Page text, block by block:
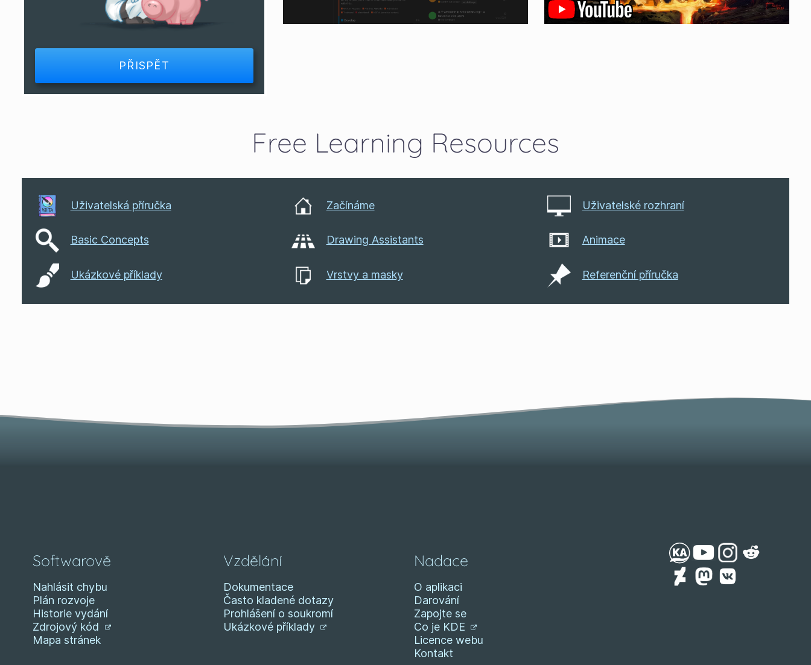
PŘISPĚT
Free Learning Resources
Uživatelská příručka Začínáme Uživatelské rozhraní
Basic Concepts Drawing Assistants Animace
Ukázkové příklady Vrstvy a masky Referenční příručka
Softwarově
Nahlásit chybu
Plán rozvoje
Historie vydání
Zdrojový kód
Mapa stránek
Vzdělání
Dokumentace
Často kladené dotazy
Prohlášení o soukromí
Ukázkové příklady
Nadace
O aplikaci
Darování
Zapojte se
Co je KDE
Licence webu
Kontakt